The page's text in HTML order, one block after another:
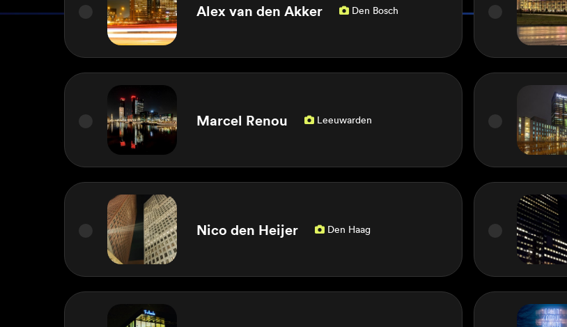
Alex van den Akker  Den Bosch
Marcel Renou  Leeuwarden
Nico den Heijer  Den Haag